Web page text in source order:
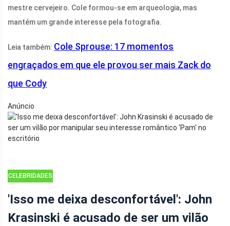
mestre cervejeiro. Cole formou-se em arqueologia, mas
mantém um grande interesse pela fotografia.
Leia também: Cole Sprouse: 17 momentos
engraçados em que ele provou ser mais Zack do
que Cody
Anúncio
CELEBRIDADES
'Isso me deixa desconfortável': John
Krasinski é acusado de ser um vilão